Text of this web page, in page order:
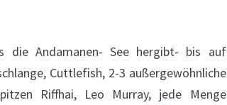
die Andamanen- See hergibt- bis auf
Cuttlefish, 2-3 außergewöhnliche
Riffhai, Leo Murray, jede Menge